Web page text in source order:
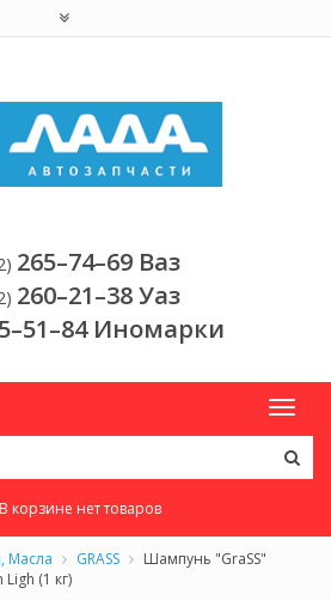
265–74–69 Ваз
260–21–38 Уаз
Иномарки
В корзине нет товаров
Масла GRASS
Шампунь "GraSS"
(1 кг)